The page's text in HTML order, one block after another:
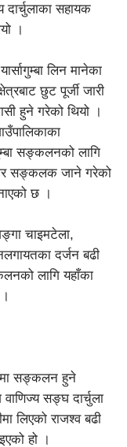
दार्चुलाका सहायक
।
लिन मानेका
छुट पूर्जी जारी
हुने गरेको थियो ।
सङ्कलनको लागि
सङ्कलक जाने गरेको
छ ।
चाइमटेला,
दर्जन बढी
लागि यहाँका
सङ्कलन हुने
सङ्घ दार्चुला
लिएको राजश्व बढी
हो ।